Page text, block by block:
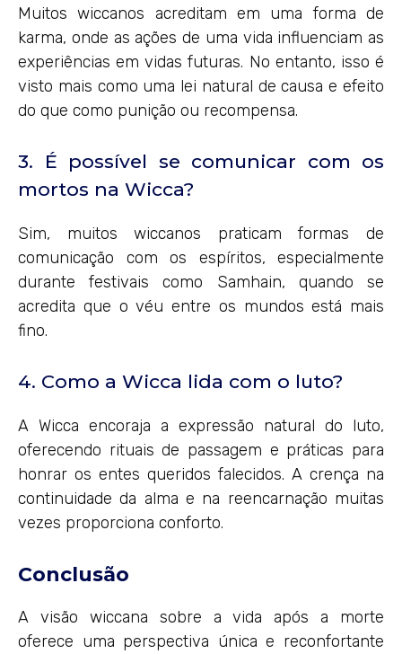
Muitos wiccanos acreditam em uma forma de
karma, onde as ações de uma vida influenciam as
experiências em vidas futuras. No entanto, isso é
visto mais como uma lei natural de causa e efeito
do que como punição ou recompensa.
3. É possível se comunicar com os
mortos na Wicca?
Sim, muitos wiccanos praticam formas de
comunicação com os espíritos, especialmente
durante festivais como Samhain, quando se
acredita que o véu entre os mundos está mais
fino.
4. Como a Wicca lida com o luto?
A Wicca encoraja a expressão natural do luto,
oferecendo rituais de passagem e práticas para
honrar os entes queridos falecidos. A crença na
continuidade da alma e na reencarnação muitas
vezes proporciona conforto.
Conclusão
A visão wiccana sobre a vida após a morte
oferece uma perspectiva única e reconfortante